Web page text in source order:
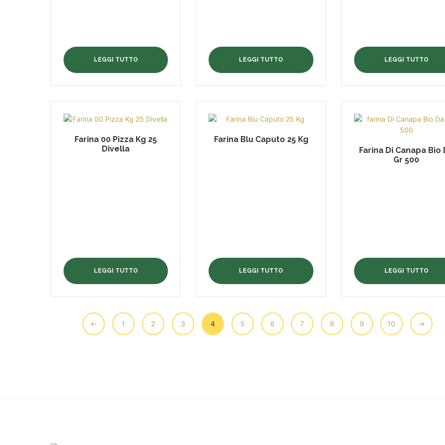
LEGGI TUTTO LEGGI TUTTO LEGGI TUTTO
Farina 00 Pizza Kg 25
Divella
LEGGI TUTTO
Farina Blu Caputo 25 Kg
LEGGI TUTTO
Farina Di Canapa Bio
Gr 500
LEGGI TUTTO
← 1 2 3 4 5 6 7 8 9 10 →